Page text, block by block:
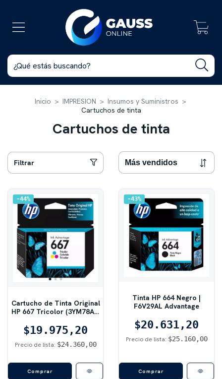
Inicio > IMPRESION > Insumos y Suministros >
Cartuchos de tinta
Cartuchos de tinta
Filtrar
44%
Cartucho de Tinta Original
HP 667 Tricolor (3YM78AL)
Advantage 1200 / 2300
$19.975,20
Precio de lista: $24.360,00
43%
Tinta HP 664 Negro |
F6V29AL Advantage
$20.631,20
Precio de lista: $25.160,00